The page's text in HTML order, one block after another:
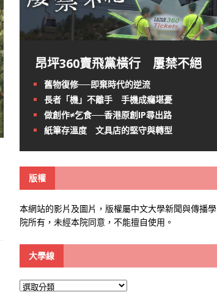
昂坪360賣飛黨橫行 屢禁不絕
舊物復修──即棄時代的逆流
長者「機」不離手 手機成癮堪憂
做創作≠乞食──香港原創IP尋出路
紙筆存溫度 文具店的堅守與轉型
版權
本網站的影片及圖片，版權屬中文大學新聞與傳播學
院所有，未經本院同意，不能擅自使用。
大學線
大